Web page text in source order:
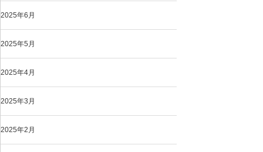
2025年6月
2025年5月
2025年4月
2025年3月
2025年2月